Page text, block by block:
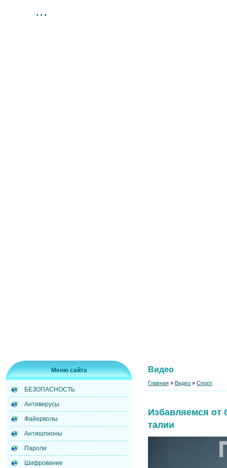
...
Меню сайта
БЕЗОПАСНОСТЬ
Антивирусы
Файерволы
Антишпионы
Пароли
Шифрование
Видео
Главная » Видео » Спорт
Избавляемся
талии